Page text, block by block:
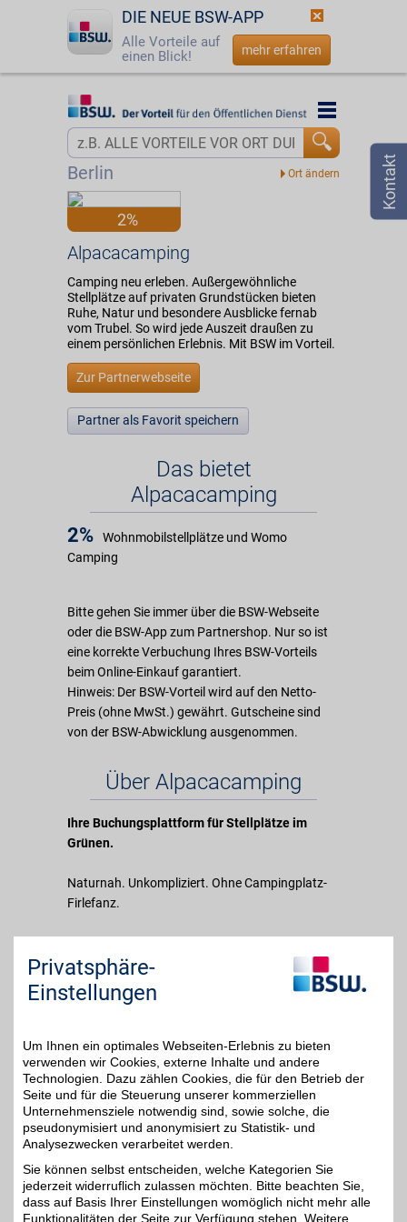
DIE NEUE BSW-APP
Alle Vorteile auf
einen Blick!
mehr erfahren
Startseite
Login
Berlin
Startseite
2%
Alpacacamping
Camping neu erleben. Außergewöhnliche
Stellplätze auf privaten Grundstücken bieten
Ruhe, Natur und besondere Ausblicke fernab
vom Trubel. So wird jede Auszeit draußen zu
einem persönlichen Erlebnis. Mit BSW im Vorteil.
Zur Partnerwebseite
Partner als Favorit speichern
Das bietet
Alpacacamping
2%
Wohnmobilstellplätze und Womo
Camping
Bitte gehen Sie immer über die BSW-Webseite
oder die BSW-App zum Partnershop. Nur so ist
eine korrekte Verbuchung Ihres BSW-Vorteils
beim Online-Einkauf garantiert.
Hinweis: Der BSW-Vorteil wird auf den Netto-
Preis (ohne MwSt.) gewährt. Gutscheine sind
von der BSW-Abwicklung ausgenommen.
Über Alpacacamping
Ihre Buchungsplattform für Stellplätze im
Grünen.
Naturnah. Unkompliziert. Ohne Campingplatz-
Firlefanz.
Stellplätze auf privaten Wiesen, Höfen oder
Naturgrundstücken - fernab vom
Massentourismus, aber mit gutem Gefühl und
Für alle, die Camping wieder so erleben wollen,
wie es gedacht ist: Frei, ruhig und mitten in der
Natur.
Merkmale
Privatsphäre-
Einstellungen
Um Ihnen ein optimales Webseiten-Erlebnis zu bieten
verwenden wir Cookies, externe Inhalte und andere
Technologien. Dazu zählen Cookies, die für den Betrieb der
Seite und für die Steuerung unserer kommerziellen
Unternehmensziele notwendig sind, sowie solche, die
pseudonymisiert und anonymisiert zu Statistik- und
Analysezwecken verarbeitet werden.
Sie können selbst entscheiden, welche Kategorien Sie
jederzeit widerruflich zulassen möchten. Bitte beachten Sie,
dass auf Basis Ihrer Einstellungen womöglich nicht mehr alle
Funktionalitäten der Seite zur Verfügung stehen. Weitere